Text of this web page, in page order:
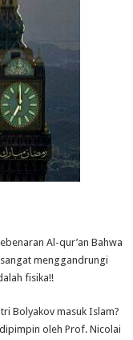
Al-qur’an Bahwa
menggandrungi
fisika!!
Bolyakov masuk Islam?
oleh Prof. Nicolai